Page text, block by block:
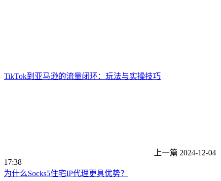
TikTok到亚马逊的流量闭环：玩法与实操技巧
上一篇 2024-12-04
17:38
为什么Socks5住宅IP代理更具优势？